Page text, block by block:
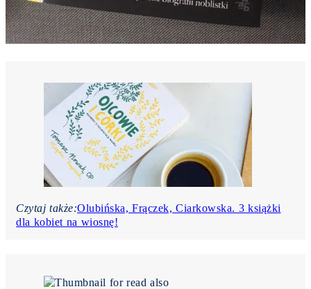
Czytaj także:Olubińska, Frączek, Ciarkowska. 3 książki
dla kobiet na wiosnę!